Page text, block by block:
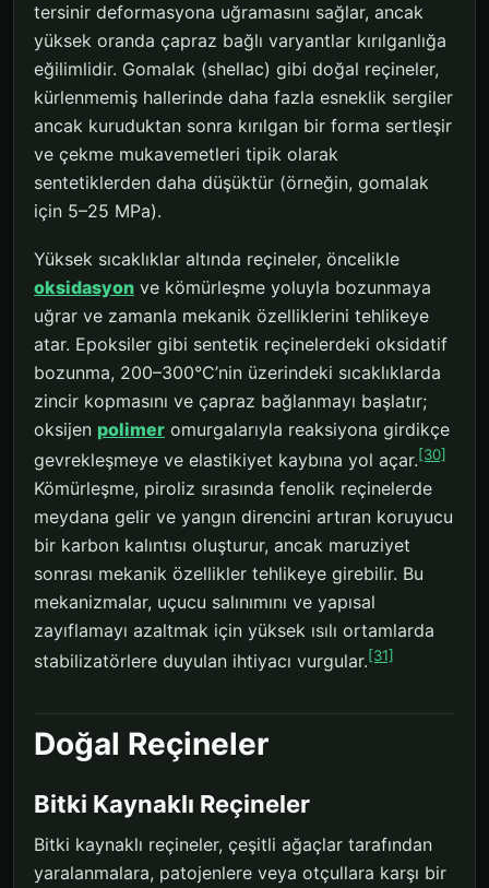
tersinir deformasyona uğramasını sağlar, ancak
yüksek oranda çapraz bağlı varyantlar kırılganlığa
eğilimlidir. Gomalak (shellac) gibi doğal reçineler,
kürlenmemiş hallerinde daha fazla esneklik sergiler
ancak kuruduktan sonra kırılgan bir forma sertleşir
ve çekme mukavemetleri tipik olarak
sentetiklerden daha düşüktür (örneğin, gomalak
için 5–25 MPa).
Yüksek sıcaklıklar altında reçineler, öncelikle
oksidasyon ve kömürleşme yoluyla bozunmaya
uğrar ve zamanla mekanik özelliklerini tehlikeye
atar. Epoksiler gibi sentetik reçinelerdeki oksidatif
bozunma, 200–300°C’nin üzerindeki sıcaklıklarda
zincir kopmasını ve çapraz bağlanmayı başlatır;
oksijen polimer omurgalarıyla reaksiyona girdikçe
gevrekleşmeye ve elastikiyet kaybına yol açar.[30]
Kömürleşme, piroliz sırasında fenolik reçinelerde
meydana gelir ve yangın direncini artıran koruyucu
bir karbon kalıntısı oluşturur, ancak maruziyet
sonrası mekanik özellikler tehlikeye girebilir. Bu
mekanizmalar, uçucu salınımını ve yapısal
zayıflamayı azaltmak için yüksek ısılı ortamlarda
stabilizatörlere duyulan ihtiyacı vurgular.[31]
Doğal Reçineler
Bitki Kaynaklı Reçineler
Bitki kaynaklı reçineler, çeşitli ağaçlar tarafından
yaralanmalara, patojenlere veya otçullara karşı bir